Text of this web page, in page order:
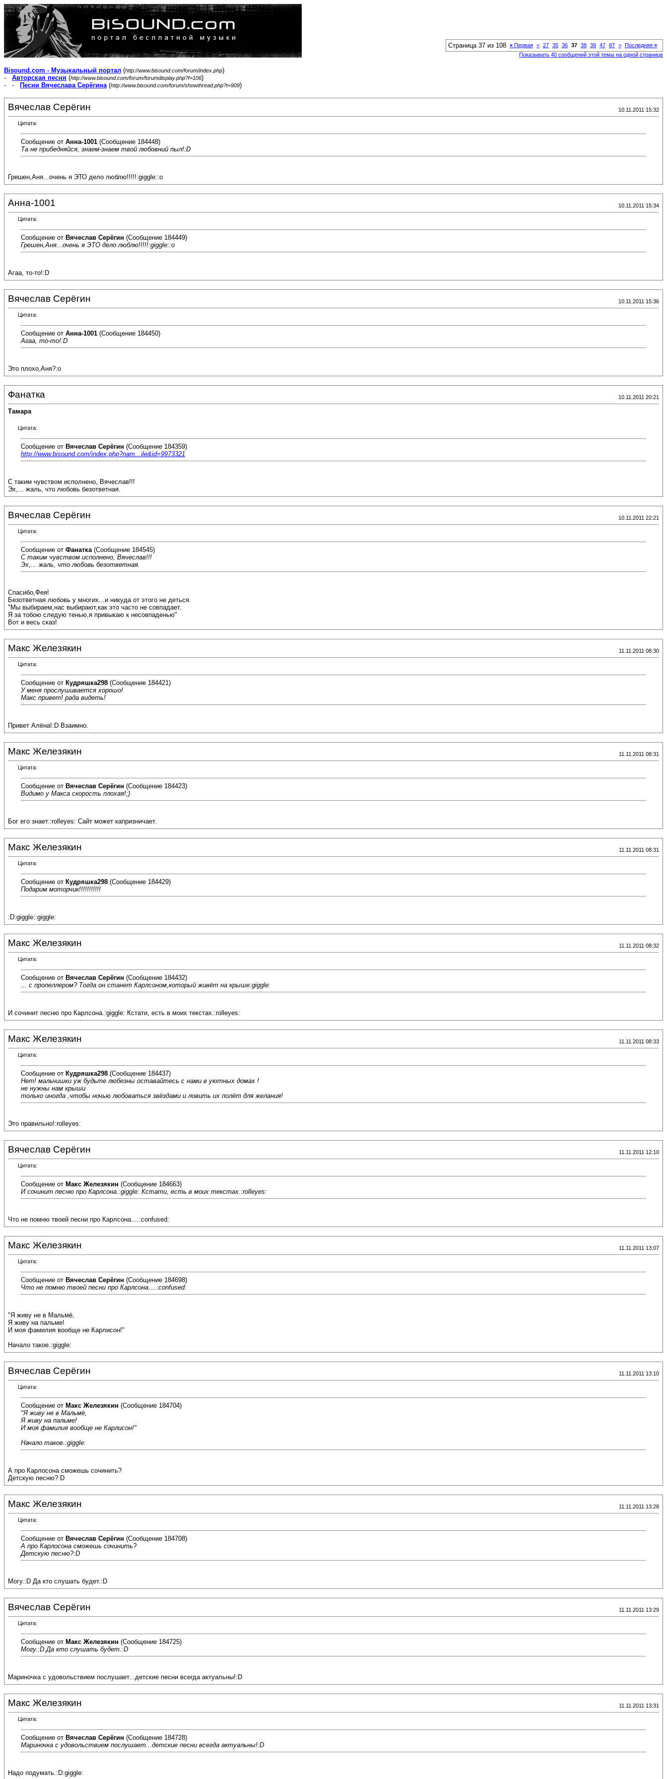
Страница 37 из 108 « Первая < 27 35 36 37 38 39 47 87 > Последняя »
Показывать 40 сообщений этой темы на одной странице
Bisound.com - Музыкальный портал (http://www.bisound.com/forum/index.php)
- Авторская песня (http://www.bisound.com/forum/forumdisplay.php?f=106)
- -
Песни Вячеслава Серёгина(http://www.bisound.com/forum/showthread.php?t=909)
Вячеслав Серёгин 10.11.2011 15:32
Цитата:
Сообщение от Анна-1001 (Сообщение 184448)
Та не прибедняйся, знаем-знаем твой любовний пыл!:D
Грешен,Аня...очень я ЭТО дело люблю!!!!!:giggle::o
Анна-1001 10.11.2011 15:34
Цитата:
Сообщение от Вячеслав Серёгин (Сообщение 184449)
Грешен,Аня...очень я ЭТО дело люблю!!!!!:giggle::o
Агаа, то-то!:D
Вячеслав Серёгин 10.11.2011 15:36
Цитата:
Сообщение от Анна-1001 (Сообщение 184450)
Агаа, то-то!:D
Это плохо,Аня?:o
Фанатка 10.11.2011 20:21
Тамара
Цитата:
Сообщение от Вячеслав Серёгин (Сообщение 184359)
http://www.bisound.com/index.php?nam...ile&id=9973321
С таким чувством исполнено, Вячеслав!!!
Эх,... жаль, что любовь безответная.
Вячеслав Серёгин 10.11.2011 22:21
Цитата:
Сообщение от Фанатка (Сообщение 184545)
С таким чувством исполнено, Вячеслав!!!
Эх,... жаль, что любовь безответная.
Спасибо,Фея!
Безответная любовь у многих...и никуда от этого не деться.
"Мы выбираем,нас выбирают,как это часто не совпадает.
Я за тобою следую тенью,я привыкаю к несовпаденью"
Вот и весь сказ!
Макс Железякин 11.11.2011 08:30
Цитата:
Сообщение от Кудряшка298 (Сообщение 184421)
У меня прослушивается хорошо!
Макс привет! рада видеть!
Привет Алёна!:D Взаимно.
Макс Железякин 11.11.2011 08:31
Цитата:
Сообщение от Вячеслав Серёгин (Сообщение 184423)
Видимо у Макса скорость плохая!;)
Бог его знает.:rolleyes: Сайт может капризничает.
Макс Железякин 11.11.2011 08:31
Цитата:
Сообщение от Кудряшка298 (Сообщение 184429)
Подарим моторчик!!!!!!!!!!!
:D:giggle::giggle:
Макс Железякин 11.11.2011 08:32
Цитата:
Сообщение от Вячеслав Серёгин (Сообщение 184432)
... с пропеллером? Тогда он станет Карлсоном,который живёт на крыше:giggle:
И сочинит песню про Карлсона.:giggle: Кстати, есть в моих текстах.:rolleyes:
Макс Железякин 11.11.2011 08:33
Цитата:
Сообщение от Кудряшка298 (Сообщение 184437)
Нет! мальчишки уж будьте любезны оставайтесь с нами в уютных домах !
не нужны нам крыши
только иногда ,чтобы ночью любоваться звёздами и ловить их полёт для желания!
Это правильно!:rolleyes:
Вячеслав Серёгин 11.11.2011 12:10
Цитата:
Сообщение от Макс Железякин (Сообщение 184663)
И сочинит песню про Карлсона.:giggle: Кстати, есть в моих текстах.:rolleyes:
Что не помню твоей песни про Карлсона....:confused:
Макс Железякин 11.11.2011 13:07
Цитата:
Сообщение от Вячеслав Серёгин (Сообщение 184698)
Что не помню твоей песни про Карлсона....:confused:
"Я живу не в Мальмё,
Я живу на пальме!
И моя фамилия вообще не Карлисон!"
Начало такое.:giggle:
Вячеслав Серёгин 11.11.2011 13:10
Цитата:
Сообщение от Макс Железякин (Сообщение 184704)
"Я живу не в Мальмё,
Я живу на пальме!
И моя фамилия вообще не Карлисон!"
Начало такое.:giggle:
А про Карлосона сможешь сочинить?
Детскую песню?:D
Макс Железякин 11.11.2011 13:28
Цитата:
Сообщение от Вячеслав Серёгин (Сообщение 184708)
А про Карлосона сможешь сочинить?
Детскую песню?:D
Могу.:D Да кто слушать будет.:D
Вячеслав Серёгин 11.11.2011 13:29
Цитата:
Сообщение от Макс Железякин (Сообщение 184725)
Могу.:D Да кто слушать будет.:D
Мариночка с удовольствием послушает...детские песни всегда актуальны!:D
Макс Железякин 11.11.2011 13:31
Цитата:
Сообщение от Вячеслав Серёгин (Сообщение 184728)
Мариночка с удовольствием послушает...детские песни всегда актуальны!:D
Надо подумать.:D:giggle: